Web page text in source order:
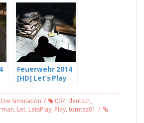
Reifen
Feuerwehr 2014
[HD] Let’s Play
greift um sich!
Simulation 007, deutsch,
, Let, LetsPlay, Play, tomtaz01